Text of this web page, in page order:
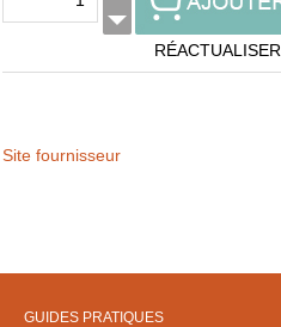
RÉACTUALISER
Site fournisseur
GUIDES PRATIQUES